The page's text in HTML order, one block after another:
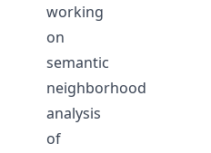
working
on
semantic
neighborhood
analysis
of